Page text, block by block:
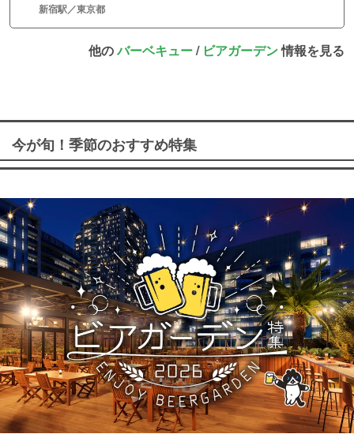
新宿駅／東京都
他のバーベキュー/ ビアガーデン情報を見る
今が旬！季節のおすすめ特集